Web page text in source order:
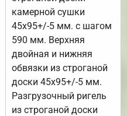
камерной сушки
45х95+/-5 мм. с шагом
590 мм. Верхняя
двойная и нижняя
обвязки из строганой
доски 45х95+/-5 мм.
Разгрузочный ригель
из строганой доски